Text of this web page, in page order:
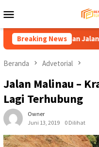
ke
Mobile
Breaking News
Jalan Perbatasan
Beranda Advetorial
Jalan Malinau –
Lagi Terhubung
Owner
Juni 13, 2019
0 Dilihat